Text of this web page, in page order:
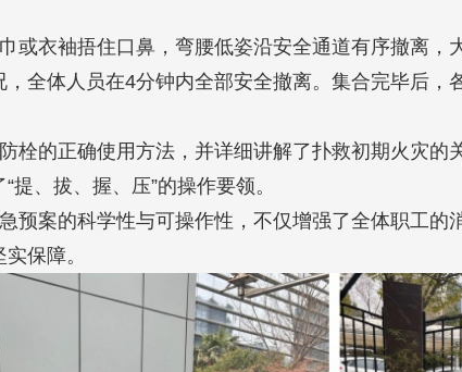
或衣袖捂住口鼻，弯腰低姿沿安全通道有序撤离，
全体人员在4分钟内全部安全撤离。集合完毕后，
栓的正确使用方法，并详细讲解了扑救初期火灾的
、拔、握、压”的操作要领。
预案的科学性与可操作性，不仅增强了全体职工的
保障。